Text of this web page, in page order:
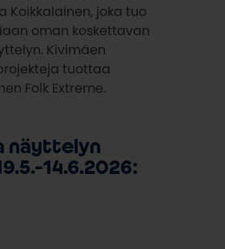
Koikkalainen, jokatuo
oman koskettavan
Kivimäen
tuottaa
Folk Extreme.
näyttelyn
14.6.2026: